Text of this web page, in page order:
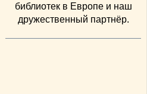
библиотек в Европе и наш
дружественный партнёр.